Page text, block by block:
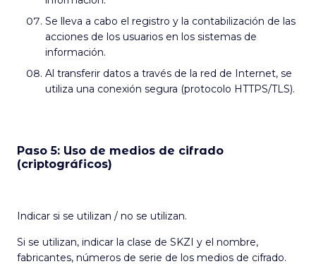
Se lleva a cabo el registro y la contabilización de las
acciones de los usuarios en los sistemas de
información.
Al transferir datos a través de la red de Internet, se
utiliza una conexión segura (protocolo HTTPS/TLS).
Paso 5: Uso de medios de cifrado
(criptográficos)
Indicar si se utilizan / no se utilizan.
Si se utilizan, indicar la clase de SKZI y el nombre,
fabricantes, números de serie de los medios de cifrado.